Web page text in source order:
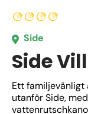
Side
Side
Ett familjevänligt
utanför Side,